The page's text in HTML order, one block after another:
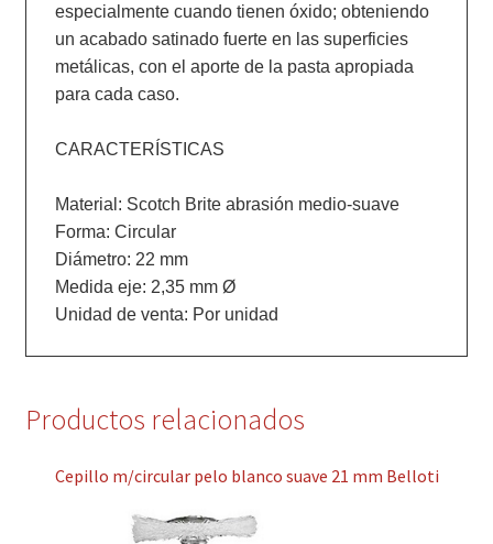
especialmente cuando tienen óxido; obteniendo
un acabado satinado fuerte en las superficies
metálicas, con el aporte de la pasta apropiada
para cada caso.
CARACTERÍSTICAS
Material: Scotch Brite abrasión medio-suave
Forma: Circular
Diámetro: 22 mm
Medida eje: 2,35 mm Ø
Unidad de venta: Por unidad
Productos relacionados
Cepillo m/circular pelo blanco suave 21 mm Belloti